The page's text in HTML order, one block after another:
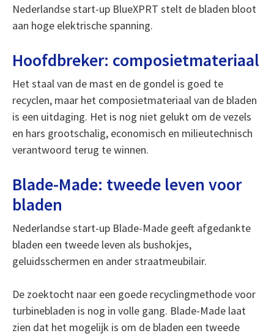
Nederlandse start-up BlueXPRT stelt de bladen bloot
aan hoge elektrische spanning.
Hoofdbreker: composietmateriaal
Het staal van de mast en de gondel is goed te
recyclen, maar het composietmateriaal van de bladen
is een uitdaging. Het is nog niet gelukt om de vezels
en hars grootschalig, economisch en milieutechnisch
verantwoord terug te winnen.
Blade-Made: tweede leven voor
bladen
Nederlandse start-up Blade-Made geeft afgedankte
bladen een tweede leven als bushokjes,
geluidsschermen en ander straatmeubilair.
De zoektocht naar een goede recyclingmethode voor
turbinebladen is nog in volle gang. Blade-Made laat
zien dat het mogelijk is om de bladen een tweede